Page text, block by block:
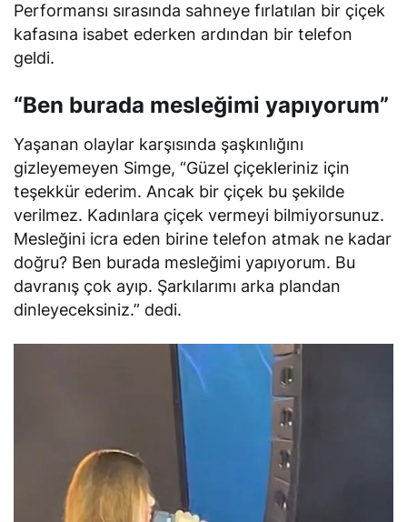
Performansı sırasında sahneye fırlatılan bir çiçek
kafasına isabet ederken ardından bir telefon
geldi.
“Ben burada mesleğimi yapıyorum”
Yaşanan olaylar karşısında şaşkınlığını
gizleyemeyen Simge, “Güzel çiçekleriniz için
teşekkür ederim. Ancak bir çiçek bu şekilde
verilmez. Kadınlara çiçek vermeyi bilmiyorsunuz.
Mesleğini icra eden birine telefon atmak ne kadar
doğru? Ben burada mesleğimi yapıyorum. Bu
davranış çok ayıp. Şarkılarımı arka plandan
dinleyeceksiniz.” dedi.